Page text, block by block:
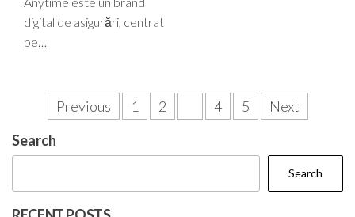
digital de asigurări, centrat
pe…
Posts
pagination
Previous 1 2 4 5
Next
Search
Search